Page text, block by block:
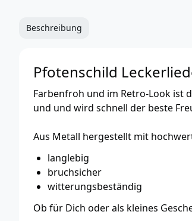
Beschreibung
Pfotenschild
Farbenfroh und im Retro-Look ist
und und wird schnell der beste
Aus Metall hergestellt mit
langlebig
bruchsicher
witterungsbeständig
Ob für Dich oder als kleines